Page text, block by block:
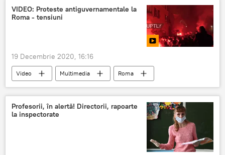
VIDEO: Proteste antiguvernamentale la
Roma - tensiuni
19 Decembrie 2020, 16:16
Video Multimedia
Roma
Italia
tensiuni proteste
Profesorii, în alertă! Directorii, rapoarte
la inspectorate